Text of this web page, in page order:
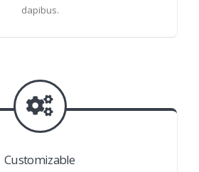
dapibus.
Customizable